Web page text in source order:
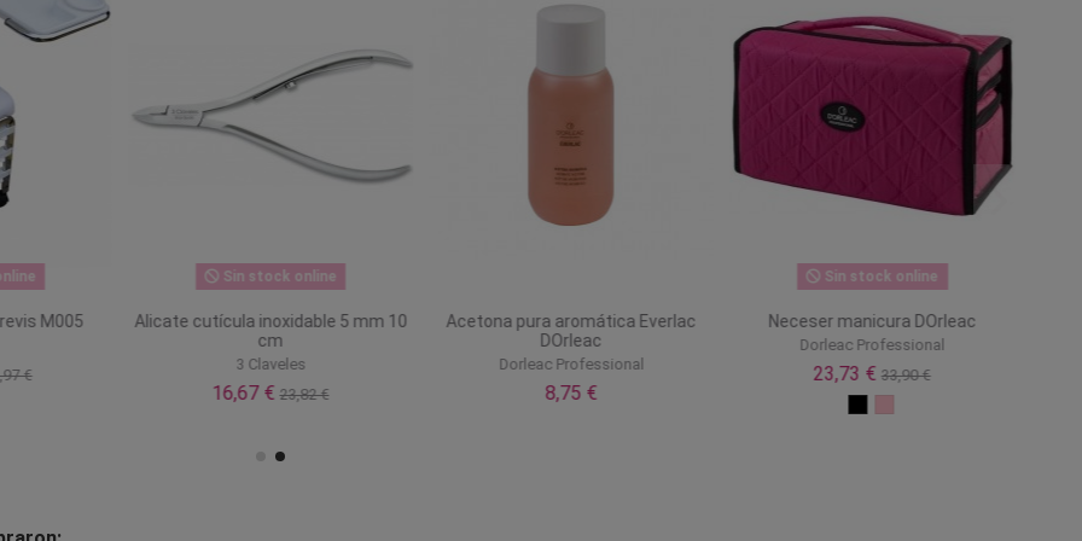
M005
€
Sin stock online
Alicate cutícula inoxidable 5 mm 10
cm
3 Claveles
16,67 €23,82 €
Acetona pura aromática Everlac
DOrleac
Dorleac Professional
8,75 €
Sin stock online
Neceser manicura DOrleac
Dorleac Professional
23,73 € 33,90 €